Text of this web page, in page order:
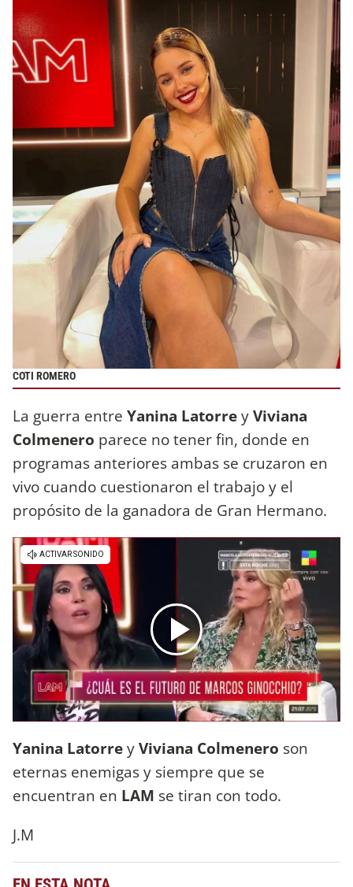
COTI ROMERO
La guerra entre Yanina LatorreyViviana
Colmenero parece no tener fin, donde en
programas anteriores ambas se cruzaron en
vivo cuando cuestionaron el trabajo y el
propósito de la ganadora de Gran Hermano.
Yanina LatorreyViviana Colmenero son
eternas enemigas y siempre que se
encuentran en LAM se tiran con todo.
J.M